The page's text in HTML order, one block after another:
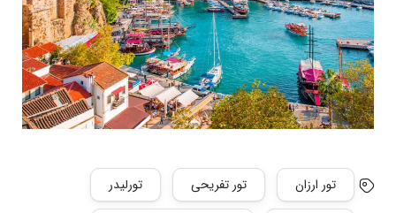
تور ارزان تور تفریحی تورلیدر